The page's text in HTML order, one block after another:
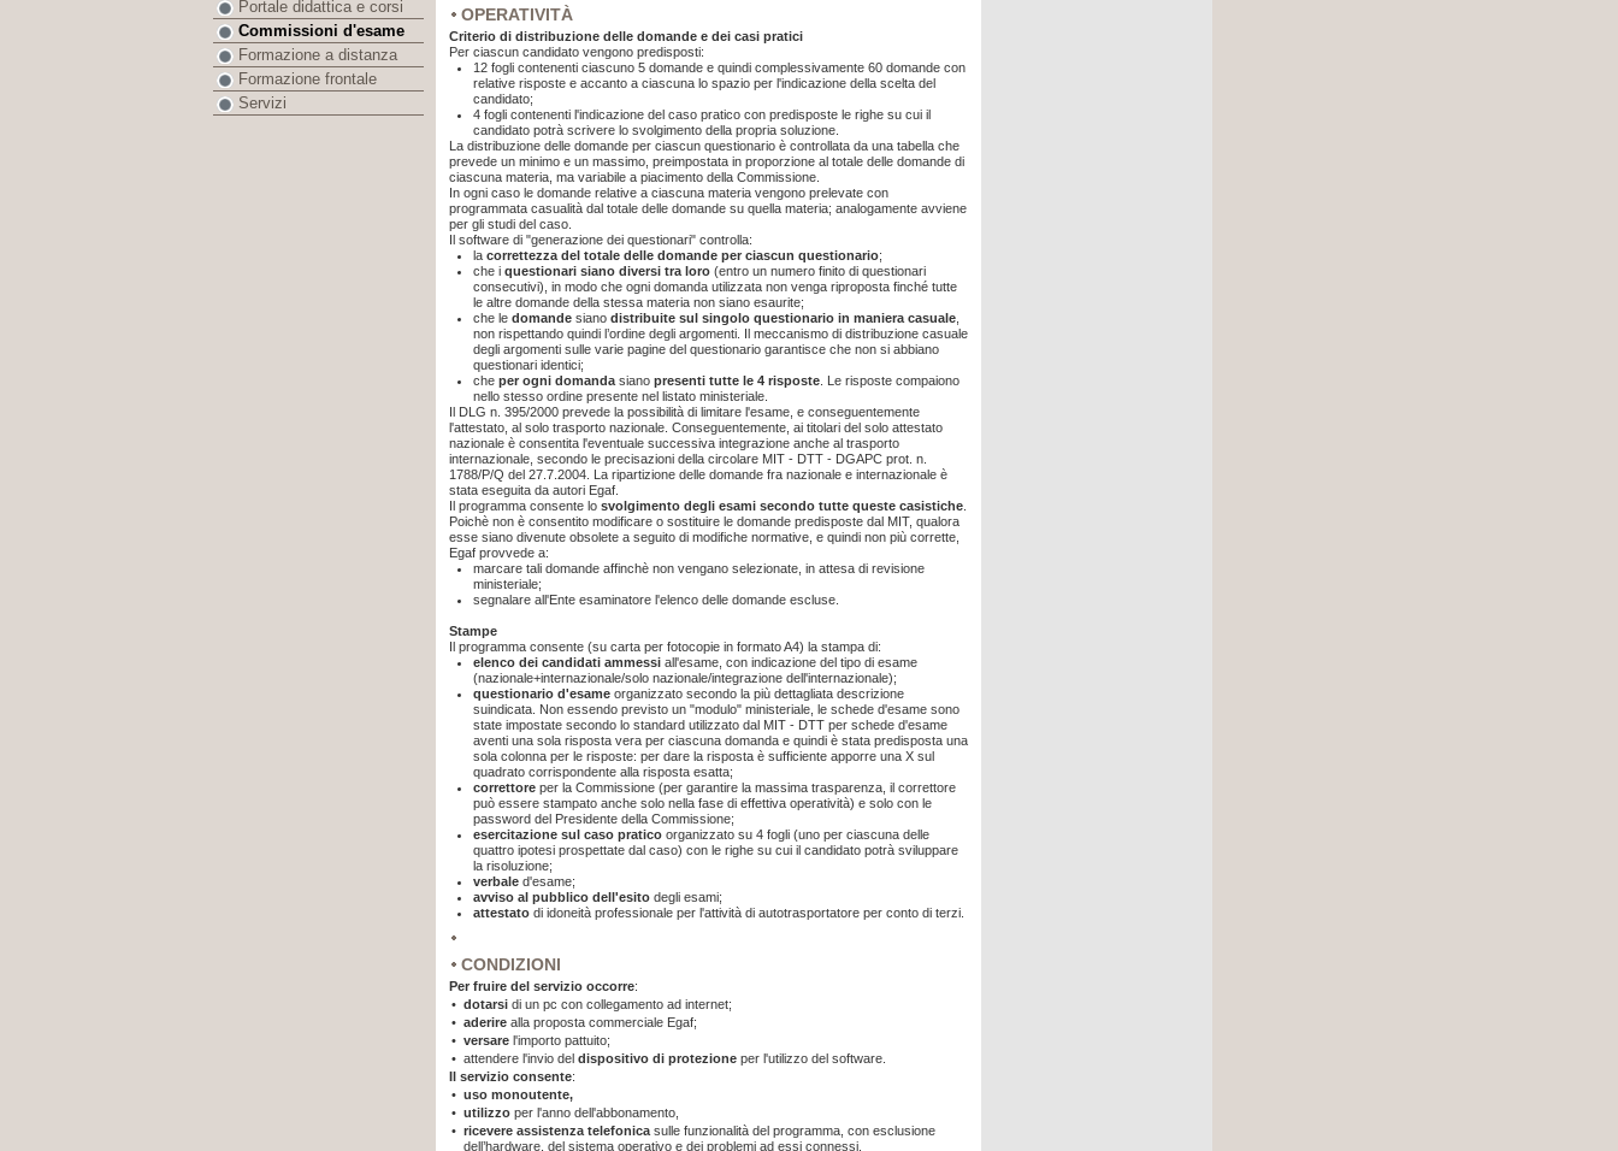
OPERATIVITÀ
Criterio di distribuzione delle domande e dei casi pratici
Per ciascun candidato vengono predisposti:
12 fogli contenenti ciascuno 5 domande e quindi complessivamente 60 domande con
relative risposte e accanto a ciascuna lo spazio per l'indicazione della scelta del
candidato;
4 fogli contenenti l'indicazione del caso pratico con predisposte le righe su cui il
candidato potrà scrivere lo svolgimento della propria soluzione.
La distribuzione delle domande per ciascun questionario è controllata da una tabella che
prevede un minimo e un massimo, preimpostata in proporzione al totale delle domande di
ciascuna materia, ma variabile a piacimento della Commissione.
In ogni caso le domande relative a ciascuna materia vengono prelevate con
programmata casualità dal totale delle domande su quella materia; analogamente avviene
per gli studi del caso.
Il software di "generazione dei questionari" controlla:
la correttezza del totale delle domande per ciascun questionario;
che i questionari siano diversi tra loro (entro un numero finito di questionari
consecutivi), in modo che ogni domanda utilizzata non venga riproposta finché tutte
le altre domande della stessa materia non siano esaurite;
che le domande siano distribuite sul singolo questionario in maniera casuale
non rispettando quindi l’ordine degli argomenti. Il meccanismo di distribuzione casuale
degli argomenti sulle varie pagine del questionario garantisce che non si abbiano
questionari identici;
che per ogni domanda siano presenti tutte le 4 risposte . Le risposte compaiono
nello stesso ordine presente nel listato ministeriale.
Il DLG n. 395/2000 prevede la possibilità di limitare l'esame, e conseguentemente
l'attestato, al solo trasporto nazionale. Conseguentemente, ai titolari del solo attestato
nazionale è consentita l'eventuale successiva integrazione anche al trasporto
internazionale, secondo le precisazioni della circolare MIT - DTT - DGAPC prot. n.
1788/P/Q del 27.7.2004. La ripartizione delle domande fra nazionale e internazionale è
stata eseguita da autori Egaf.
Il programma consente lo svolgimento degli esami secondo tutte queste casistiche
Poichè non è consentito modificare o sostituire le domande predisposte dal MIT, qualora
esse siano divenute obsolete a seguito di modifiche normative, e quindi non più corrette,
Egaf provvede a:
marcare tali domande affinchè non vengano selezionate, in attesa di revisione
ministeriale;
segnalare all'Ente esaminatore l'elenco delle domande escluse.
Stampe
Il programma consente (su carta per fotocopie in formato A4) la stampa di:
elenco dei candidati ammessi all'esame, con indicazione del tipo di esame
(nazionale+internazionale/solo nazionale/integrazione dell'internazionale);
questionario d'esame organizzato secondo la più dettagliata descrizione
suindicata. Non essendo previsto un "modulo" ministeriale, le schede d'esame sono
state impostate secondo lo standard utilizzato dal MIT - DTT per schede d'esame
aventi una sola risposta vera per ciascuna domanda e quindi è stata predisposta una
sola colonna per le risposte: per dare la risposta è sufficiente apporre una X sul
quadrato corrispondente alla risposta esatta;
correttore per la Commissione (per garantire la massima trasparenza, il correttore
può essere stampato anche solo nella fase di effettiva operatività) e solo con le
password del Presidente della Commissione;
esercitazione sul caso pratico organizzato su 4 fogli (uno per ciascuna delle
quattro ipotesi prospettate dal caso) con le righe su cui il candidato potrà sviluppare
la risoluzione;
verbale d'esame;
avviso al pubblico dell'esito degli esami;
attestato di idoneità professionale per l'attività di autotrasportatore per conto di terzi.
CONDIZIONI
Per fruire del servizio occorre:
• dotarsi di un pc con collegamento ad internet;
• aderire alla proposta commerciale Egaf;
• versare l'importo pattuito;
• attendere l'invio del dispositivo di protezione per l'utilizzo del software.
Il servizio consente:
• uso monoutente,
• utilizzo per l'anno dell'abbonamento,
• ricevere assistenza telefonica sulle funzionalità del programma, con esclusione
dell’hardware, del sistema operativo e dei problemi ad essi connessi.
Portale didattica e corsi
Commissioni d'esame
Formazione a distanza
Formazione frontale
Servizi